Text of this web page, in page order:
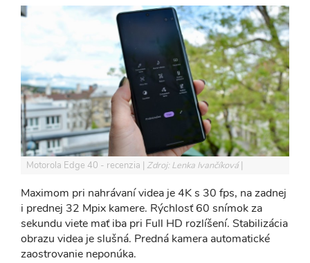
Motorola Edge 40 - recenzia Zdroj: Lenka Ivančíková
Maximom pri nahrávaní videa je 4K s 30 fps, na zadnej
i prednej 32 Mpix kamere. Rýchlosť 60 snímok za
sekundu viete mať iba pri Full HD rozlíšení. Stabilizácia
obrazu videa je slušná. Predná kamera automatické
zaostrovanie neponúka.